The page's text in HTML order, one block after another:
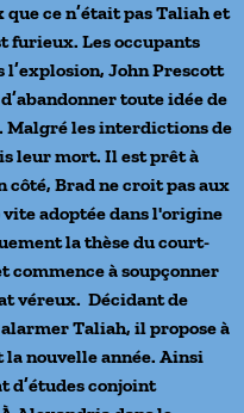
ce n’était pas Taliah et
furieux. Les occupants
l’explosion, John Prescott
toute idée de
Malgré les interdictions de
leur mort. Il est prêt à
côté, Brad ne croit pas aux
adoptée dans l'origine
la thèse du court-
commence à soupçonner
véreux. Décidant de
Taliah, il propose à
la nouvelle année. Ainsi
d’études conjoint